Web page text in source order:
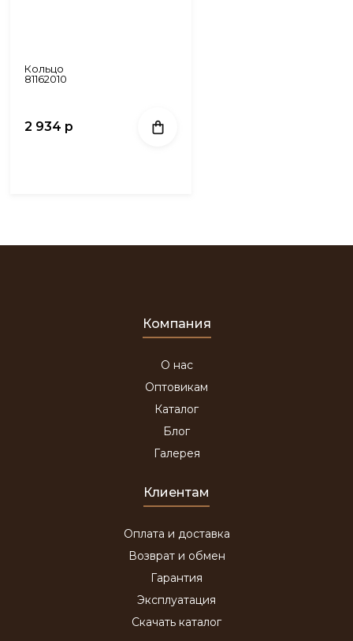
Кольцо
81162010
2 934 р
Компания
О нас
Оптовикам
Каталог
Блог
Галерея
Клиентам
Оплата и доставка
Возврат и обмен
Гарантия
Эксплуатация
Скачать каталог